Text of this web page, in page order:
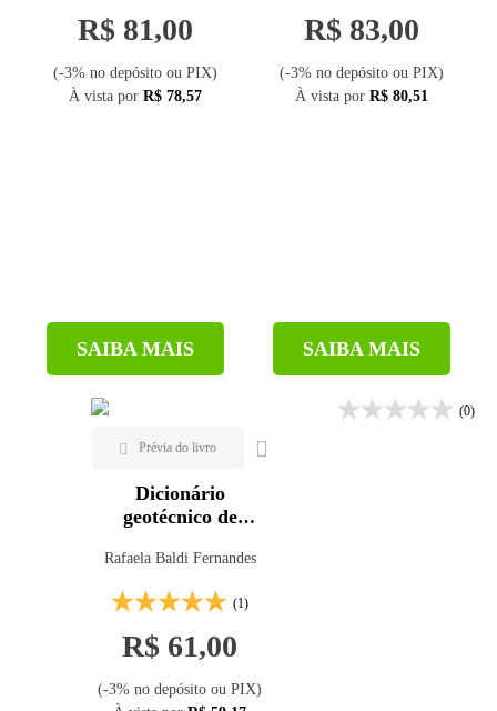
R$ 81,00
(-3% no depósito ou PIX)
À vista por R$ 78,57
SAIBA MAIS
R$ 83,00
(-3% no depósito ou PIX)
À vista por R$ 80,51
SAIBA MAIS
Dicionário
geotécnico de
Rafaela Baldi Fernandes
(1)
R$ 61,00
(-3% no depósito ou PIX)
(0)